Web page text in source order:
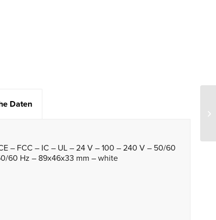
Daten
– FCC – IC – UL – 24 V – 100 – 240 V – 50/60
60 Hz – 89x46x33 mm – white